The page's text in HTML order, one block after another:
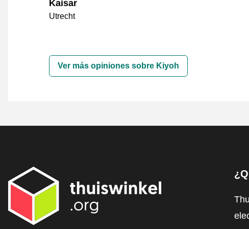
Kaisar
Utrecht
Ver más opiniones sobre Kiyoh